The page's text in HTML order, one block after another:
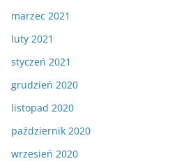
marzec 2021
luty 2021
styczeń 2021
grudzień 2020
listopad 2020
październik 2020
wrzesień 2020